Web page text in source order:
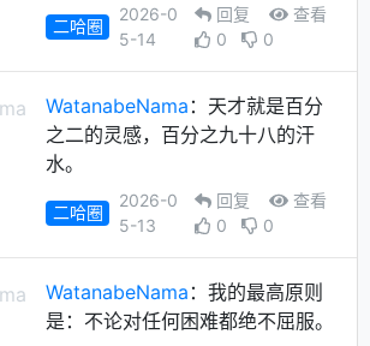
二哈圈
2026-0
5-14
回复
查看
0
0
WatanabeNama ：天才就是百分
之二的灵感，百分之九十八的汗
水。
二哈圈
2026-0
5-13
回复
查看
0
0
WatanabeNama ：我的最高原则
是：不论对任何困难都绝不屈服。